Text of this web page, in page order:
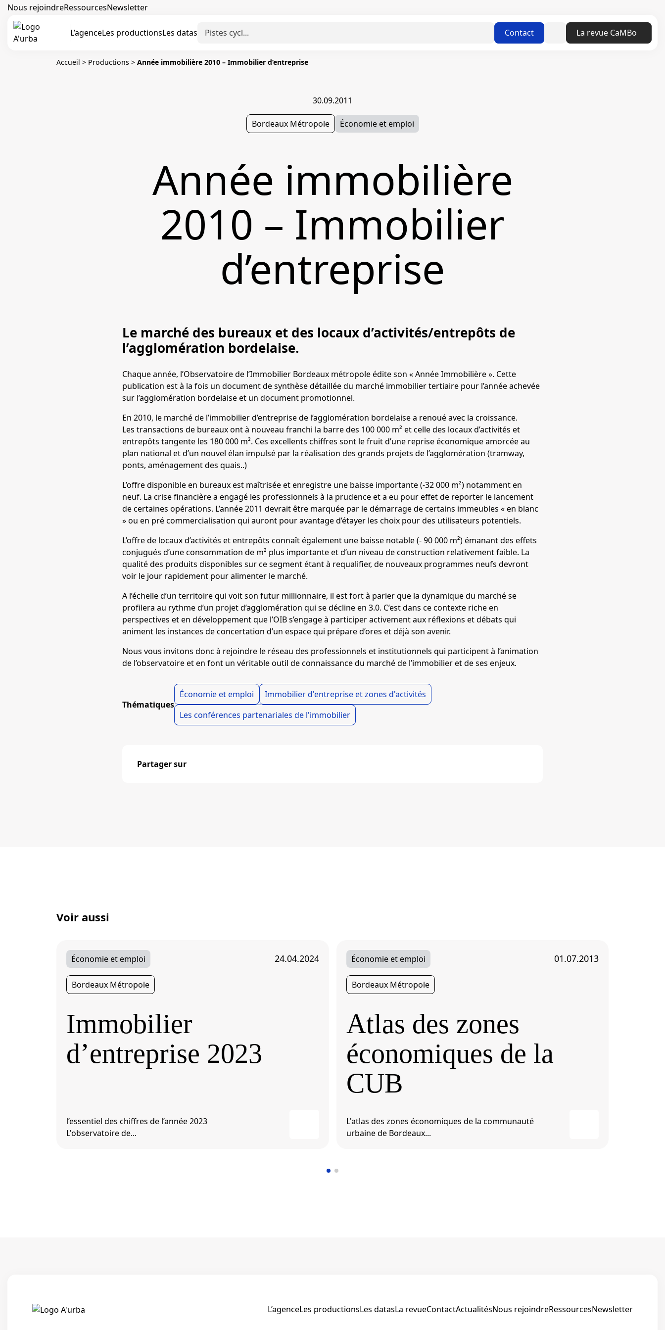
Nous rejoindreRessourcesNewsletter
L’agenceLes productionsLes datas Contact LinkedinLa revue CaMBo
Accueil > Productions > Année immobilière 2010 – Immobilier d’entreprise
30.09.2011
Bordeaux Métropole Économie et emploi
Année immobilière
2010 – Immobilier
d’entreprise
Le marché des bureaux et des locaux d’activités/entrepôts de
l’agglomération bordelaise.
Chaque année, l’Observatoire de l’Immobilier Bordeaux métropole édite son « Année Immobilière ». Cette
publication est à la fois un document de synthèse détaillée du marché immobilier tertiaire pour l’année achevée
sur l’agglomération bordelaise et un document promotionnel.
En 2010, le marché de l’immobilier d’entreprise de l’agglomération bordelaise a renoué avec la croissance.
Les transactions de bureaux ont à nouveau franchi la barre des 100 000 m² et celle des locaux d’activités et
entrepôts tangente les 180 000 m². Ces excellents chiffres sont le fruit d’une reprise économique amorcée au
plan national et d’un nouvel élan impulsé par la réalisation des grands projets de l’agglomération (tramway,
ponts, aménagement des quais..)
L’offre disponible en bureaux est maîtrisée et enregistre une baisse importante (-32 000 m²) notamment en
neuf. La crise financière a engagé les professionnels à la prudence et a eu pour effet de reporter le lancement
de certaines opérations. L’année 2011 devrait être marquée par le démarrage de certains immeubles « en blanc
» ou en pré commercialisation qui auront pour avantage d’étayer les choix pour des utilisateurs potentiels.
L’offre de locaux d’activités et entrepôts connaît également une baisse notable (- 90 000 m²) émanant des effets
conjugués d’une consommation de m² plus importante et d’un niveau de construction relativement faible. La
qualité des produits disponibles sur ce segment étant à requalifier, de nouveaux programmes neufs devront
voir le jour rapidement pour alimenter le marché.
A l’échelle d’un territoire qui voit son futur millionnaire, il est fort à parier que la dynamique du marché se
profilera au rythme d’un projet d’agglomération qui se décline en 3.0. C’est dans ce contexte riche en
perspectives et en développement que l’OIB s’engage à participer activement aux réflexions et débats qui
animent les instances de concertation d’un espace qui prépare d’ores et déjà son avenir.
Nous vous invitons donc à rejoindre le réseau des professionnels et institutionnels qui participent à l’animation
de l’observatoire et en font un véritable outil de connaissance du marché de l’immobilier et de ses enjeux.
Thématiques
Économie et emploi
Immobilier d'entreprise et zones d'activités
Les conférences partenariales de l'immobilier
Partager sur
Voir aussi
Économie et emploi 24.04.2024
Bordeaux Métropole
Immobilier
d’entreprise 2023
l’essentiel des chiffres de l’année 2023
L'observatoire de...
Économie et emploi 01.07.2013
Bordeaux Métropole
Atlas des zones
économiques de la
CUB
L'atlas des zones économiques de la communauté
urbaine de Bordeaux...
L’agenceLes productionsLes datasLa revueContactActualitésNous rejoindreRessourcesNewsletter